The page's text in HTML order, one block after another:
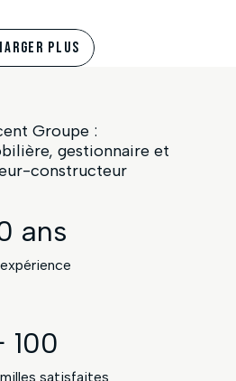
PLUS
Groupe :
gestionnaire et
constructeur
ans
100
satisfaites